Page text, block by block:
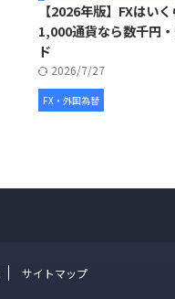
【2026年版】FXはい
1,000通貨なら数千円
ド
2026/7/27
FX・外国為替
サイトマップ